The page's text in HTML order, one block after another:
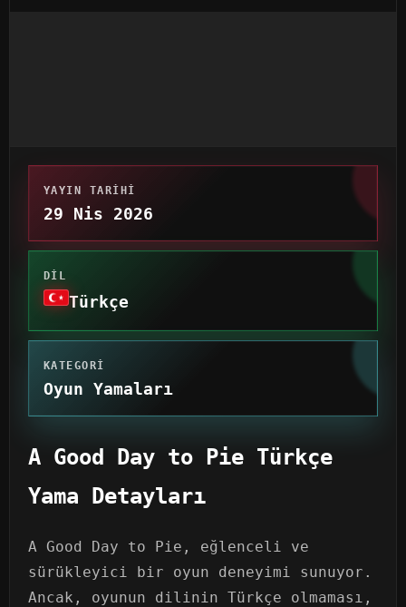
YAYIN TARIHI
29 Nis 2026
DIL
Türkçe
KATEGORI
Oyun Yamaları
A Good Day to Pie Türkçe
Yama Detayları
A Good Day to Pie, eğlenceli ve
sürükleyici bir oyun deneyimi sunuyor.
Ancak, oyunun dilinin Türkçe olmaması,